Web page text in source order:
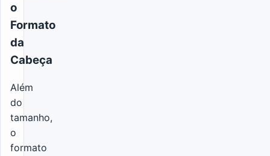
o
Formato
da
Cabeça
Além
do
tamanho,
o
formato